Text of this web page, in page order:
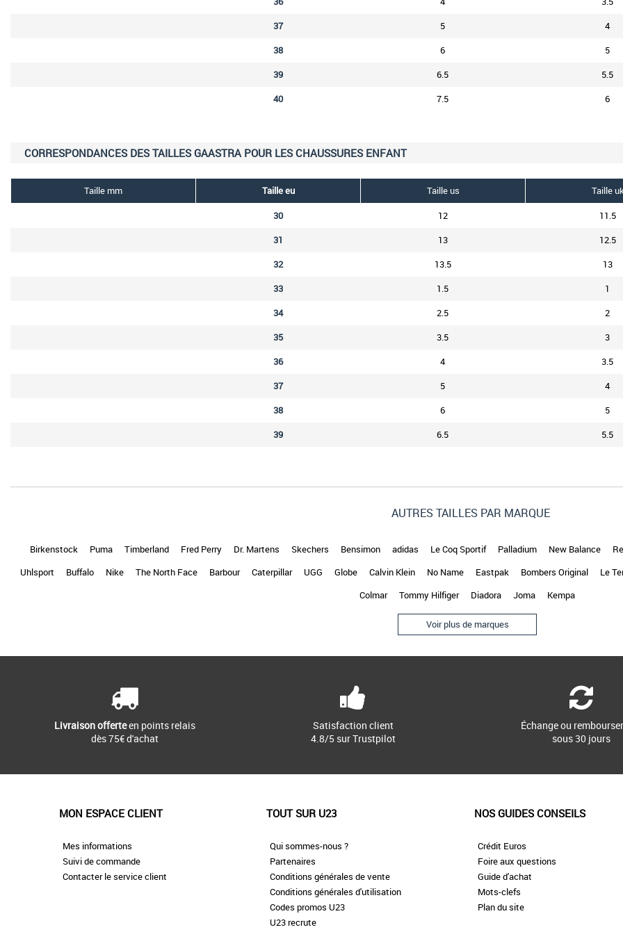
AUTRES TAILLES PAR MARQUE
Birkenstock Puma Timberland Fred Perry Dr. Martens Skechers Bensimon adidas Le Coq Sportif Palladium New Balance
Uhlsport
Buffalo Nike The North Face Barbour Caterpillar UGG Globe Calvin Klein No Name Eastpak Bombers Original Le
Colmar
Tommy Hilfiger Diadora Joma Kempa
Voir plus de marques
37
5
4
38
6
5
39
6.5
5.5
40
7.5 6
CORRESPONDANCES DES TAILLES GAASTRA POUR LES CHAUSSURES ENFANT
Taille mm Taille eu Taille us
Taille
30
12
11.5
31
13
12.5
32
13.5
13
33
1.5
1
34
2.5
2
35
3.5
3
36
4
3.5
37
5
4
38
6
5
39
6.5 5.5
Livraison offerteen points relais
dès 75€ d'achat
Satisfaction client
4.8/5 sur Trustpilot
Échange ou
sous 30 jours
MON ESPACE CLIENT
Mes informations
Suivi de commande
Contacter le service client
TOUT SUR U23
Qui sommes-nous ?
Partenaires
Conditions générales de vente
Conditions générales d'utilisation
Codes promos U23
U23 recrute
NOS GUIDES CONSEILS
Crédit Euros
Foire aux questions
Guide d'achat
Mots-clefs
Plan du site